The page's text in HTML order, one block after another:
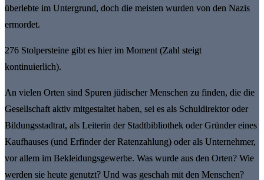
überlebte im Untergrund, doch die meisten wurden von den Nazis
ermordet.
276 Stolpersteine gibt es hier im Moment (Zahl steigt
kontinuierlich).
An vielen Orten sind Spuren jüdischer Menschen zu finden, die die
Gesellschaft aktiv mitgestaltet haben, sei es als Schuldirektor oder
Bildungsstadtrat, als Leiterin der Stadtbibliothek oder Gründer eines
Kaufhauses (und Erfinder der Ratenzahlung) oder als Unternehmer,
vor allem im Bekleidungsgewerbe. Was wurde aus den Orten? Wie
werden sie heute genutzt? Und was geschah mit den Menschen?